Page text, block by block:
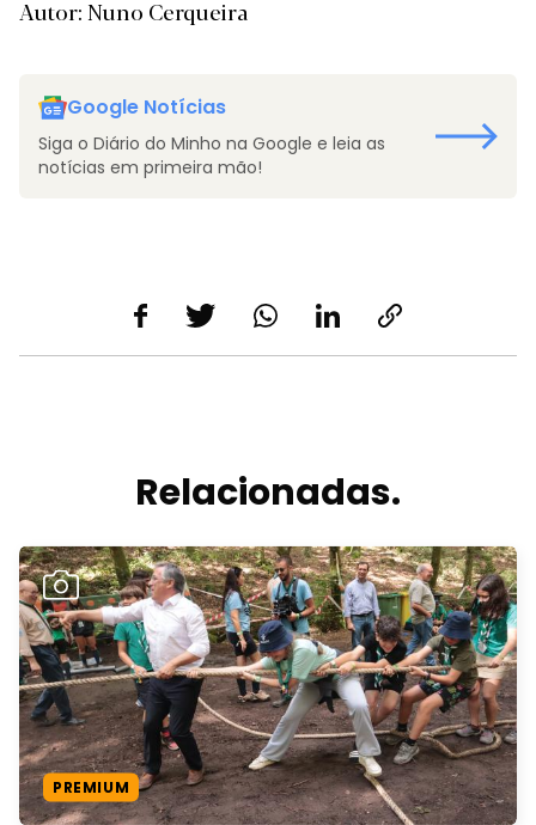
Autor: Nuno Cerqueira
Google Notícias
Siga o Diário do Minho na Google e leia as
notícias em primeira mão!
Relacionadas.
PREMIUM